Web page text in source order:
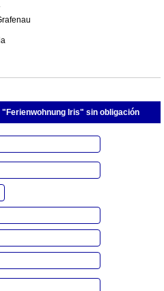
Iris" sin obligación